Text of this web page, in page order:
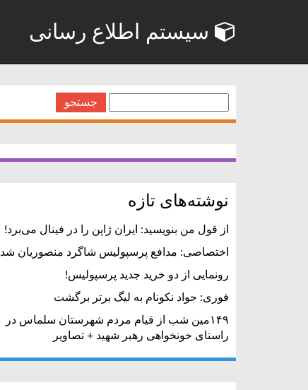
سیستم اطلاع رسانی
نوشته‌های تازه
از قول من بنویسید: ایران ژاپن را در فینال می‌برد!
اختصاصی: مدافع پرسپولیس شاگرد منصوریان شد
رونمایی از دو خرید جدید پرسپولیس!
فوری: جواد نکونام به لیگ برتر برگشت
۱۴۹مین شب از قیام مردم شهرستان سلماس در
راستای خونخواهی رهبر شهید + تصاویر